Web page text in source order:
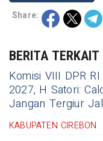
Share:
BERITA TERKAIT
Komisi VIII DPR
2027, H Satori:
Jangan Tergiur
KABUPATEN CIREBON